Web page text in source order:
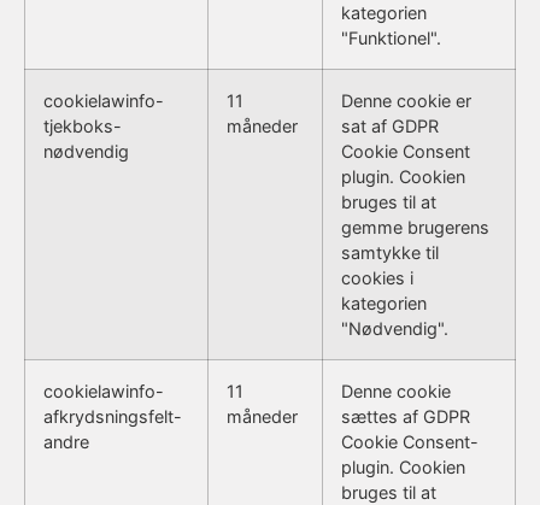
kategorien
"Funktionel".
cookielawinfo-
tjekboks-
nødvendig
11
måneder
Denne cookie er
sat af GDPR
Cookie Consent
plugin. Cookien
bruges til at
gemme brugerens
samtykke til
cookies i
kategorien
"Nødvendig".
cookielawinfo-
afkrydsningsfelt-
andre
11
måneder
Denne cookie
sættes af GDPR
Cookie Consent-
plugin. Cookien
bruges til at